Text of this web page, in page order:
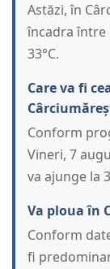
Astăzi, în
încadra între
33°C.
Care va fi
Conform
Vineri, 7
va ajunge la
Va ploua în
Conform
fi